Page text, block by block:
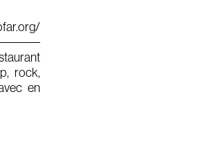
rock,
en